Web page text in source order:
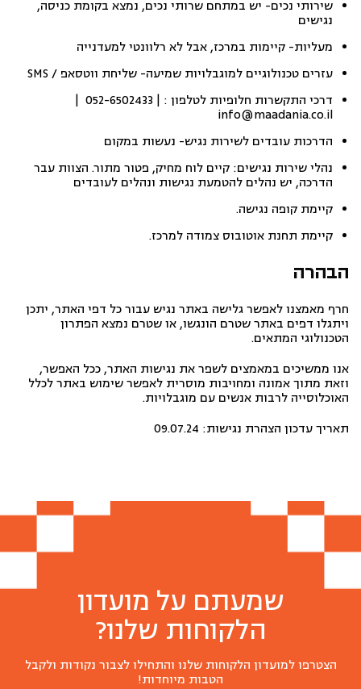
שירותי נכים- יש במתחם שרותי נכים, נמצא בקומת כניסה,
נגישים
מעליות- קיימות במרכז, אבל לא רלוונטי למעדנייה
עזרים טכנולוגיים למוגבלויות שמיעה- שליחת ווטסאפ / SMS
info@maadania.co.il
הדרכות עובדים לשירות נגיש- נעשות במקום
נהלי שירות נגישים: קיים לוח מחיק, פטור מתור. הצוות עבר
הדרכה, יש נהלים להטמעת נגישות ונהלים לעובדים
קיימת קופה נגישה.
קיימת תחנת אוטובוס צמודה למרכז.
הבהרה
חרף מאמצנו לאפשר גלישה באתר נגיש עבור כל דפי האתר, יתכן
ויתגלו דפים באתר שטרם הונגשו, או שטרם נמצא הפתרון
הטכנולוגי המתאים.
אנו ממשיכים במאמצים לשפר את נגישות האתר, ככל האפשר,
וזאת מתוך אמונה ומחויבות מוסרית לאפשר שימוש באתר לכלל
האוכלוסייה לרבות אנשים עם מוגבלויות.
תאריך עדכון הצהרת נגישות: 09.07.24
שמעתם על מועדון
הלקוחות שלנו?
הצטרפו למועדון הלקוחות שלנו והתחילו לצבור נקודות ולקבל
הטבות מיוחדות!